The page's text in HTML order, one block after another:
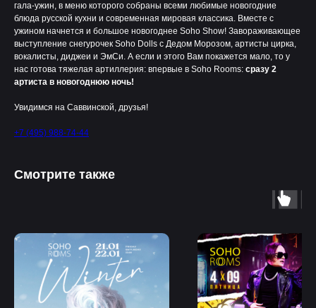
гала-ужин, в меню которого собраны всеми любимые новогодние
блюда русской кухни и современная мировая классика. Вместе с
ужином начнется и большое новогоднее Soho Show! Завораживающее
выступление снегурочек Soho Dolls с Дедом Морозом, артисты цирка,
вокалисты, диджеи и ЭмСи. А если и этого Вам покажется мало, то у
нас готова тяжелая артиллерия: впервые в Soho Rooms: сразу 2
артиста в новогоднюю ночь!
Увидимся на Саввинской, друзья!
+7 (495) 988-74-44
Смотрите также